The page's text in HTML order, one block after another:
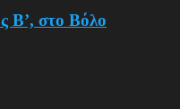
Β’, στο Βόλο